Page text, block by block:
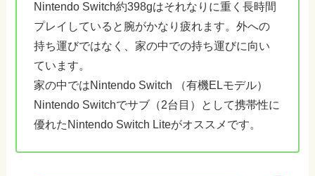
Nintendo Switch約398gはそれなりに重く長時間
プレイしていると腕がかなり疲れます。外への
持ち運びではなく、家の中での持ち運びに向い
ています。
家の中ではNintendo Switch （有機ELモデル）
Nintendo Switchでサブ（2台目）として携帯性に
優れたNintendo Switch Liteがオススメです。